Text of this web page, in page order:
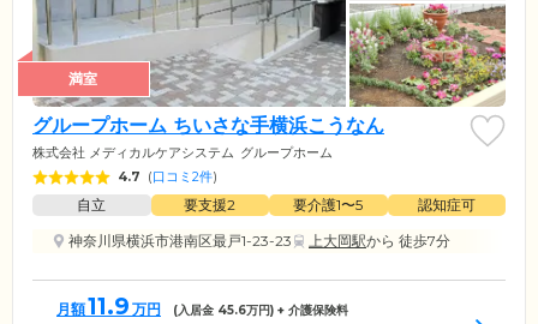
満室
グループホーム ちいさな手横浜こうなん
株式会社 メディカルケアシステム グループホーム
4.7 (口コミ2件)
自立 要支援2 要介護1〜5
認知症可
神奈川県横浜市港南区最戸1-23-23
上大岡駅から 徒歩7分
月額11.9 万円 (入居金 45.6万円) + 介護保険料